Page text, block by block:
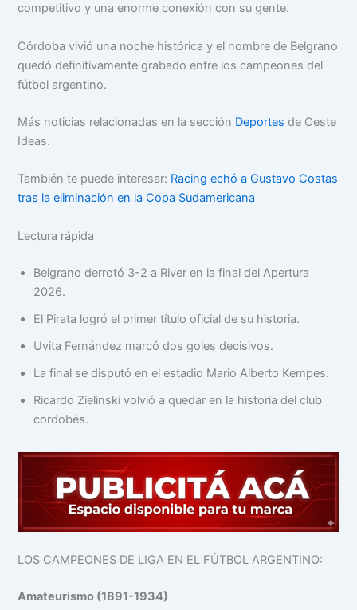
competitivo y una enorme conexión con su gente.
Córdoba vivió una noche histórica y el nombre de Belgrano
quedó definitivamente grabado entre los campeones del
fútbol argentino.
Más noticias relacionadas en la sección Deportes de Oeste
Ideas.
También te puede interesar: Racing echó a Gustavo Costas
tras la eliminación en la Copa Sudamericana
Lectura rápida
Belgrano derrotó 3-2 a River en la final del Apertura
2026.
El Pirata logró el primer título oficial de su historia.
Uvita Fernández marcó dos goles decisivos.
La final se disputó en el estadio Mario Alberto Kempes.
Ricardo Zielinski volvió a quedar en la historia del club
cordobés.
LOS CAMPEONES DE LIGA EN EL FÚTBOL ARGENTINO:
Amateurismo (1891-1934)